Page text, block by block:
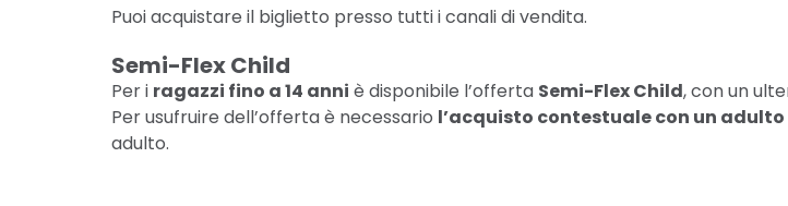
Puoi acquistare il biglietto presso tutti i canali di vendita.
Semi-Flex Child
Per i ragazzi fino a 14 anni è disponibile l’offerta Semi-Flex Child, con un
Per usufruire dell’offerta è necessario l’acquisto contestuale con un
adulto.